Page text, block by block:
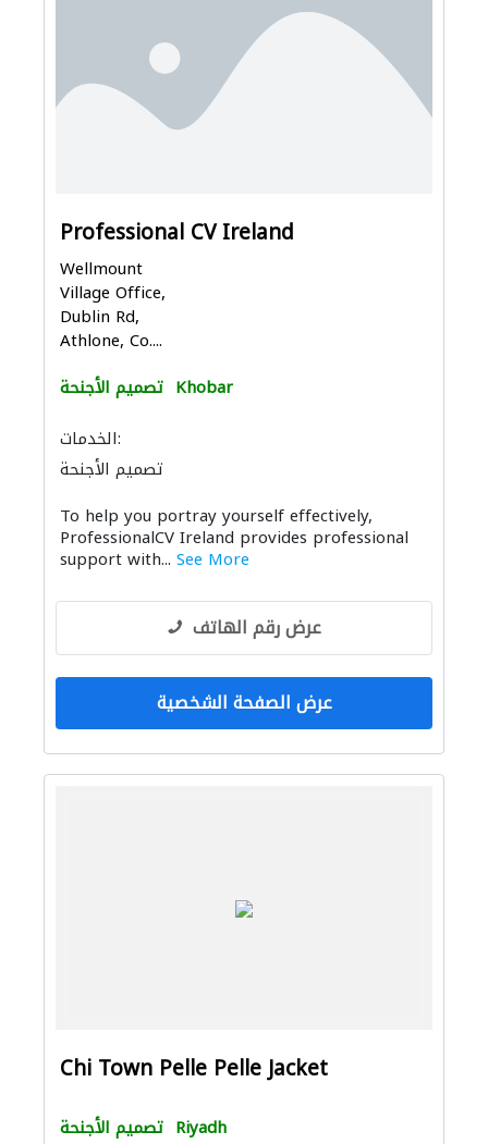
Professional CV Ireland
Wellmount
Village Office,
Dublin Rd,
Athlone, Co....
تصميم الأجنحة Khobar
الخدمات:
تصميم الأجنحة
To help you portray yourself effectively,
ProfessionalCV Ireland provides professional
support with... See More
عرض رقم الهاتف
عرض الصفحة الشخصية
Chi Town Pelle Pelle Jacket
تصميم الأجنحة Riyadh